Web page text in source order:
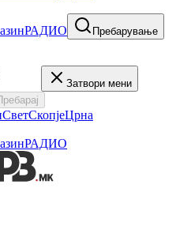
РАДИО Пребарување
Затвори мени
СветСкопјеЦрна
РАДИО